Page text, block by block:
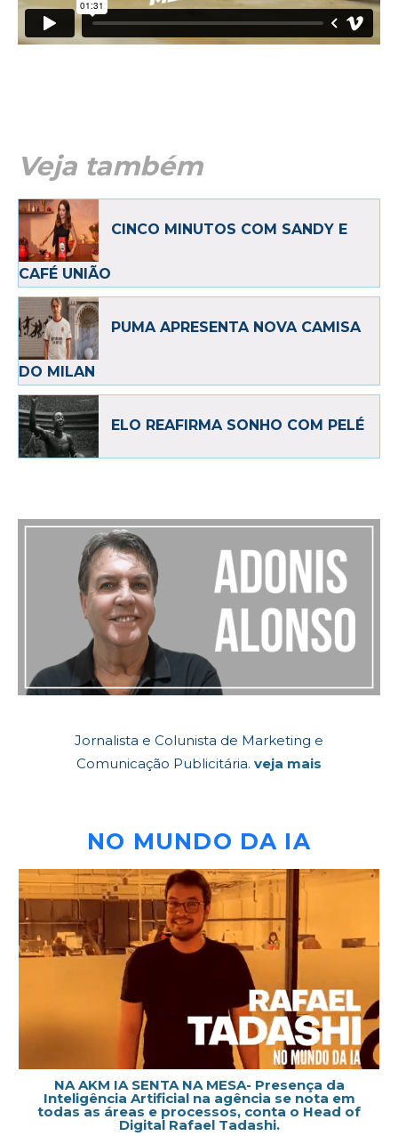
Veja também
CINCO MINUTOS COM SANDY E
CAFÉ UNIÃO
PUMA APRESENTA NOVA CAMISA
DO MILAN
ELO REAFIRMA SONHO COM PELÉ
Jornalista e Colunista de Marketing e
Comunicação Publicitária. veja mais
NO MUNDO DA IA
NA AKM IA SENTA NA MESA- Presença da
Inteligência Artificial na agência se nota em
todas as áreas e processos, conta o Head of
Digital Rafael Tadashi.